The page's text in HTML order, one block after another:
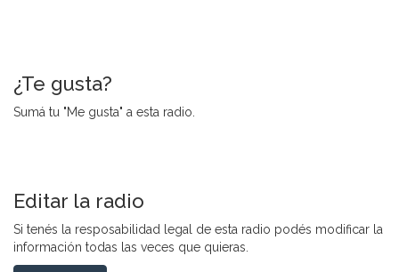
¿Te gusta?
Sumá tu "Me gusta" a esta radio.
Editar la radio
Si tenés la resposabilidad legal de esta radio podés modificar la
información todas las veces que quieras.